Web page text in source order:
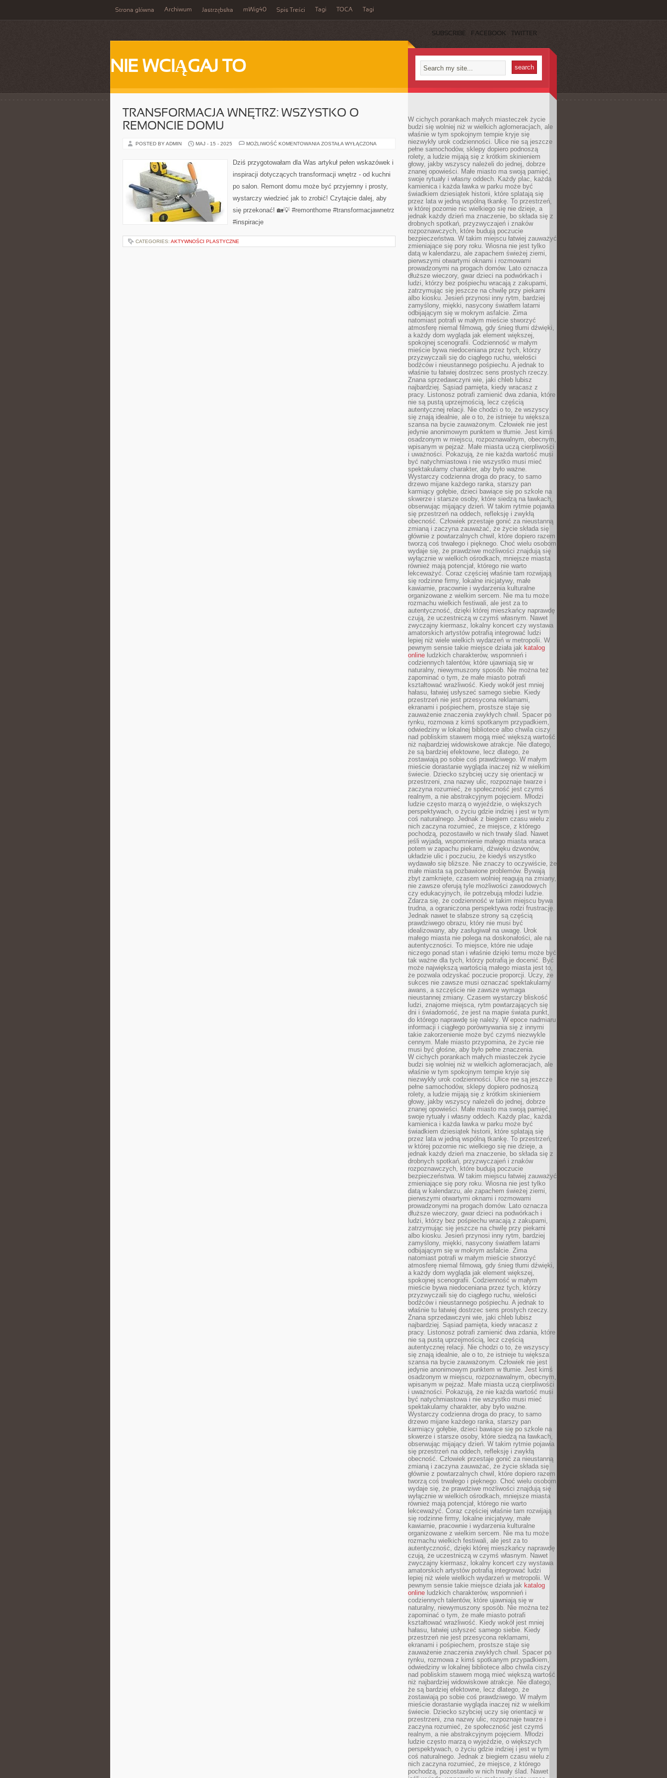
Strona główna Archiwum Jastrzębska mWig40 Spis Treści Tagi TOCA Tagi
SUBSCRIBE FACEBOOK TWITTER
NIE WCIĄGAJ TO
TRANSFORMACJA WNĘTRZ: WSZYSTKO O
REMONCIE DOMU
POSTED BY ADMIN MAJ - 15 - 2025 MOŻLIWOŚĆ KOMENTOWANIA TRANSFORMACJA
O
REMONCIE
ZOSTAŁA WYŁĄCZONA
Dziś przygotowałam dla Was artykuł pełen wskazówek i
inspiracji dotyczących transformacji wnętrz - od kuchni
po salon. Remont domu może być przyjemny i prosty,
wystarczy wiedzieć jak to zrobić! Czytajcie dalej, aby
się przekonać! 🏡💡 #remonthome #transformacjawnetrz
#inspiracje
CATEGORIES: AKTYWNOŚCI PLASTYCZNE
W cichych porankach małych miasteczek życie
budzi się wolniej niż w wielkich aglomeracjach, ale
właśnie w tym spokojnym tempie kryje się
niezwykły urok codzienności. Ulice nie są jeszcze
pełne samochodów, sklepy dopiero podnoszą
rolety, a ludzie mijają się z krótkim skinieniem
głowy, jakby wszyscy należeli do jednej, dobrze
znanej opowieści. Małe miasto ma swoją pamięć,
swoje rytuały i własny oddech. Każdy plac, każda
kamienica i każda ławka w parku może być
świadkiem dziesiątek historii, które splatają się
przez lata w jedną wspólną tkankę. To przestrzeń,
w której pozornie nic wielkiego się nie dzieje, a
jednak każdy dzień ma znaczenie, bo składa się z
drobnych spotkań, przyzwyczajeń i znaków
rozpoznawczych, które budują poczucie
bezpieczeństwa. W takim miejscu łatwiej zauważyć
zmieniające się pory roku. Wiosna nie jest tylko
datą w kalendarzu, ale zapachem świeżej ziemi,
pierwszymi otwartymi oknami i rozmowami
prowadzonymi na progach domów. Lato oznacza
dłuższe wieczory, gwar dzieci na podwórkach i
ludzi, którzy bez pośpiechu wracają z zakupami,
zatrzymując się jeszcze na chwilę przy piekarni
albo kiosku. Jesień przynosi inny rytm, bardziej
zamyślony, miękki, nasycony światłem latarni
odbijającym się w mokrym asfalcie. Zima
natomiast potrafi w małym mieście stworzyć
atmosferę niemal filmową, gdy śnieg tłumi dźwięki,
a każdy dom wygląda jak element większej,
spokojnej scenografii. Codzienność w małym
mieście bywa niedoceniana przez tych, którzy
przyzwyczaili się do ciągłego ruchu, wielości
bodźców i nieustannego pośpiechu. A jednak to
właśnie tu łatwiej dostrzec sens prostych rzeczy.
Znana sprzedawczyni wie, jaki chleb lubisz
najbardziej. Sąsiad pamięta, kiedy wracasz z
pracy. Listonosz potrafi zamienić dwa zdania, które
nie są pustą uprzejmością, lecz częścią
autentycznej relacji. Nie chodzi o to, że wszyscy
się znają idealnie, ale o to, że istnieje tu większa
szansa na bycie zauważonym. Człowiek nie jest
jedynie anonimowym punktem w tłumie. Jest kimś
osadzonym w miejscu, rozpoznawalnym, obecnym,
wpisanym w pejzaż. Małe miasta uczą cierpliwości
i uważności. Pokazują, że nie każda wartość musi
być natychmiastowa i nie wszystko musi mieć
spektakularny charakter, aby było ważne.
Wystarczy codzienna droga do pracy, to samo
drzewo mijane każdego ranka, starszy pan
karmiący gołębie, dzieci bawiące się po szkole na
skwerze i starsze osoby, które siedzą na ławkach,
obserwując mijający dzień. W takim rytmie pojawia
się przestrzeń na oddech, refleksję i zwykłą
obecność. Człowiek przestaje gonić za nieustanną
zmianą i zaczyna zauważać, że życie składa się
głównie z powtarzalnych chwil, które dopiero razem
tworzą coś trwałego i pięknego. Choć wielu osobom
wydaje się, że prawdziwe możliwości znajdują się
wyłącznie w wielkich ośrodkach, mniejsze miasta
również mają potencjał, którego nie warto
lekceważyć. Coraz częściej właśnie tam rozwijają
się rodzinne firmy, lokalne inicjatywy, małe
kawiarnie, pracownie i wydarzenia kulturalne
organizowane z wielkim sercem. Nie ma tu może
rozmachu wielkich festiwali, ale jest za to
autentyczność, dzięki której mieszkańcy naprawdę
czują, że uczestniczą w czymś własnym. Nawet
zwyczajny kiermasz, lokalny koncert czy wystawa
amatorskich artystów potrafią integrować ludzi
lepiej niż wiele wielkich wydarzeń w metropolii. W
pewnym sensie takie miejsce działa jak katalog
online ludzkich charakterów, wspomnień i
codziennych talentów, które ujawniają się w
naturalny, niewymuszony sposób. Nie można też
zapominać o tym, że małe miasto potrafi
kształtować wrażliwość. Kiedy wokół jest mniej
hałasu, łatwiej usłyszeć samego siebie. Kiedy
przestrzeń nie jest przesycona reklamami,
ekranami i pośpiechem, prostsze staje się
zauważenie znaczenia zwykłych chwil. Spacer po
rynku, rozmowa z kimś spotkanym przypadkiem,
odwiedziny w lokalnej bibliotece albo chwila ciszy
nad pobliskim stawem mogą mieć większą wartość
niż najbardziej widowiskowe atrakcje. Nie dlatego,
że są bardziej efektowne, lecz dlatego, że
zostawiają po sobie coś prawdziwego. W małym
mieście dorastanie wygląda inaczej niż w wielkim
świecie. Dziecko szybciej uczy się orientacji w
przestrzeni, zna nazwy ulic, rozpoznaje twarze i
zaczyna rozumieć, że społeczność jest czymś
realnym, a nie abstrakcyjnym pojęciem. Młodzi
ludzie często marzą o wyjeździe, o większych
perspektywach, o życiu gdzie indziej i jest w tym
coś naturalnego. Jednak z biegiem czasu wielu z
nich zaczyna rozumieć, że miejsce, z którego
pochodzą, pozostawiło w nich trwały ślad. Nawet
jeśli wyjadą, wspomnienie małego miasta wraca
potem w zapachu piekarni, dźwięku dzwonów,
układzie ulic i poczuciu, że kiedyś wszystko
wydawało się bliższe. Nie znaczy to oczywiście, że
małe miasta są pozbawione problemów. Bywają
zbyt zamknięte, czasem wolniej reagują na zmiany,
nie zawsze oferują tyle możliwości zawodowych
czy edukacyjnych, ile potrzebują młodzi ludzie.
Zdarza się, że codzienność w takim miejscu bywa
trudna, a ograniczona perspektywa rodzi frustrację.
Jednak nawet te słabsze strony są częścią
prawdziwego obrazu, który nie musi być
idealizowany, aby zasługiwał na uwagę. Urok
małego miasta nie polega na doskonałości, ale na
autentyczności. To miejsce, które nie udaje
niczego ponad stan i właśnie dzięki temu może być
tak ważne dla tych, którzy potrafią je docenić. Być
może największą wartością małego miasta jest to,
że pozwala odzyskać poczucie proporcji. Uczy, że
sukces nie zawsze musi oznaczać spektakularny
awans, a szczęście nie zawsze wymaga
nieustannej zmiany. Czasem wystarczy bliskość
ludzi, znajome miejsca, rytm powtarzających się
dni i świadomość, że jest na mapie świata punkt,
do którego naprawdę się należy. W epoce nadmiaru
informacji i ciągłego porównywania się z innymi
takie zakorzenienie może być czymś niezwykle
cennym. Małe miasto przypomina, że życie nie
musi być głośne, aby było pełne znaczenia.
W cichych porankach małych miasteczek życie
budzi się wolniej niż w wielkich aglomeracjach, ale
właśnie w tym spokojnym tempie kryje się
niezwykły urok codzienności. Ulice nie są jeszcze
pełne samochodów, sklepy dopiero podnoszą
rolety, a ludzie mijają się z krótkim skinieniem
głowy, jakby wszyscy należeli do jednej, dobrze
znanej opowieści. Małe miasto ma swoją pamięć,
swoje rytuały i własny oddech. Każdy plac, każda
kamienica i każda ławka w parku może być
świadkiem dziesiątek historii, które splatają się
przez lata w jedną wspólną tkankę. To przestrzeń,
w której pozornie nic wielkiego się nie dzieje, a
jednak każdy dzień ma znaczenie, bo składa się z
drobnych spotkań, przyzwyczajeń i znaków
rozpoznawczych, które budują poczucie
bezpieczeństwa. W takim miejscu łatwiej zauważyć
zmieniające się pory roku. Wiosna nie jest tylko
datą w kalendarzu, ale zapachem świeżej ziemi,
pierwszymi otwartymi oknami i rozmowami
prowadzonymi na progach domów. Lato oznacza
dłuższe wieczory, gwar dzieci na podwórkach i
ludzi, którzy bez pośpiechu wracają z zakupami,
zatrzymując się jeszcze na chwilę przy piekarni
albo kiosku. Jesień przynosi inny rytm, bardziej
zamyślony, miękki, nasycony światłem latarni
odbijającym się w mokrym asfalcie. Zima
natomiast potrafi w małym mieście stworzyć
atmosferę niemal filmową, gdy śnieg tłumi dźwięki,
a każdy dom wygląda jak element większej,
spokojnej scenografii. Codzienność w małym
mieście bywa niedoceniana przez tych, którzy
przyzwyczaili się do ciągłego ruchu, wielości
bodźców i nieustannego pośpiechu. A jednak to
właśnie tu łatwiej dostrzec sens prostych rzeczy.
Znana sprzedawczyni wie, jaki chleb lubisz
najbardziej. Sąsiad pamięta, kiedy wracasz z
pracy. Listonosz potrafi zamienić dwa zdania, które
nie są pustą uprzejmością, lecz częścią
autentycznej relacji. Nie chodzi o to, że wszyscy
się znają idealnie, ale o to, że istnieje tu większa
szansa na bycie zauważonym. Człowiek nie jest
jedynie anonimowym punktem w tłumie. Jest kimś
osadzonym w miejscu, rozpoznawalnym, obecnym,
wpisanym w pejzaż. Małe miasta uczą cierpliwości
i uważności. Pokazują, że nie każda wartość musi
być natychmiastowa i nie wszystko musi mieć
spektakularny charakter, aby było ważne.
Wystarczy codzienna droga do pracy, to samo
drzewo mijane każdego ranka, starszy pan
karmiący gołębie, dzieci bawiące się po szkole na
skwerze i starsze osoby, które siedzą na ławkach,
obserwując mijający dzień. W takim rytmie pojawia
się przestrzeń na oddech, refleksję i zwykłą
obecność. Człowiek przestaje gonić za nieustanną
zmianą i zaczyna zauważać, że życie składa się
głównie z powtarzalnych chwil, które dopiero razem
tworzą coś trwałego i pięknego. Choć wielu osobom
wydaje się, że prawdziwe możliwości znajdują się
wyłącznie w wielkich ośrodkach, mniejsze miasta
również mają potencjał, którego nie warto
lekceważyć. Coraz częściej właśnie tam rozwijają
się rodzinne firmy, lokalne inicjatywy, małe
kawiarnie, pracownie i wydarzenia kulturalne
organizowane z wielkim sercem. Nie ma tu może
rozmachu wielkich festiwali, ale jest za to
autentyczność, dzięki której mieszkańcy naprawdę
czują, że uczestniczą w czymś własnym. Nawet
zwyczajny kiermasz, lokalny koncert czy wystawa
amatorskich artystów potrafią integrować ludzi
lepiej niż wiele wielkich wydarzeń w metropolii. W
pewnym sensie takie miejsce działa jak katalog
online ludzkich charakterów, wspomnień i
codziennych talentów, które ujawniają się w
naturalny, niewymuszony sposób. Nie można też
zapominać o tym, że małe miasto potrafi
kształtować wrażliwość. Kiedy wokół jest mniej
hałasu, łatwiej usłyszeć samego siebie. Kiedy
przestrzeń nie jest przesycona reklamami,
ekranami i pośpiechem, prostsze staje się
zauważenie znaczenia zwykłych chwil. Spacer po
rynku, rozmowa z kimś spotkanym przypadkiem,
odwiedziny w lokalnej bibliotece albo chwila ciszy
nad pobliskim stawem mogą mieć większą wartość
niż najbardziej widowiskowe atrakcje. Nie dlatego,
że są bardziej efektowne, lecz dlatego, że
zostawiają po sobie coś prawdziwego. W małym
mieście dorastanie wygląda inaczej niż w wielkim
świecie. Dziecko szybciej uczy się orientacji w
przestrzeni, zna nazwy ulic, rozpoznaje twarze i
zaczyna rozumieć, że społeczność jest czymś
realnym, a nie abstrakcyjnym pojęciem. Młodzi
ludzie często marzą o wyjeździe, o większych
perspektywach, o życiu gdzie indziej i jest w tym
coś naturalnego. Jednak z biegiem czasu wielu z
nich zaczyna rozumieć, że miejsce, z którego
pochodzą, pozostawiło w nich trwały ślad. Nawet